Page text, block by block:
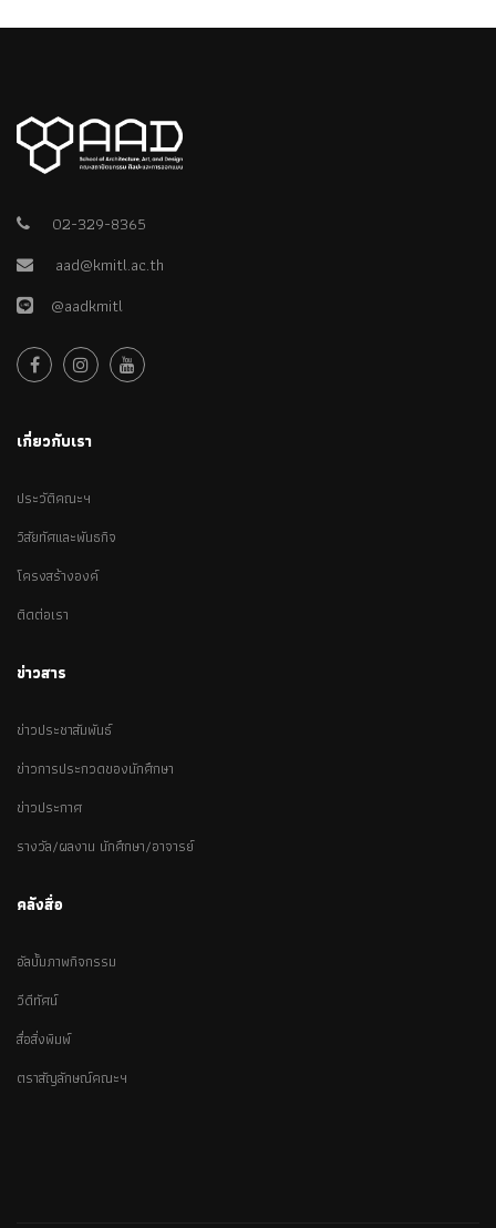
02-329-8365
aad@kmitl.ac.th
@aadkmitl
เกี่ยวกับเรา
ประวัติคณะฯ
วิสัยทัศและพันธกิจ
โครงสร้างองค์
ติดต่อเรา
ข่าวสาร
ข่าวประชาสัมพันธ์
ข่าวการประกวดของนักศึกษา
ข่าวประกาศ
รางวัล/ผลงาน นักศึกษา/อาจารย์
คลังสื่อ
อัลบั้มภาพกิจกรรม
วีดีทัศน์
สื่อสิ่งพิมพ์
ตราสัญลักษณ์คณะฯ